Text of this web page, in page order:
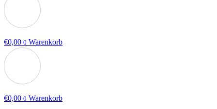
€0,00 0 Warenkorb
€0,00 0 Warenkorb